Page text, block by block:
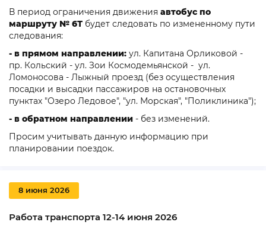
В период ограничения движения автобус по
маршруту № 6Т будет следовать по измененному пути
следования:
- в прямом направлении: ул. Капитана Орликовой -
пр. Кольский - ул. Зои Космодемьянской - ул.
Ломоносова - Лыжный проезд (без осуществления
посадки и высадки пассажиров на остановочных
пунктах "Озеро Ледовое", "ул. Морская", "Поликлиника");
- в обратном направлении - без изменений.
Просим учитывать данную информацию при
планировании поездок.
8 июня 2026
Работа транспорта 12-14 июня 2026